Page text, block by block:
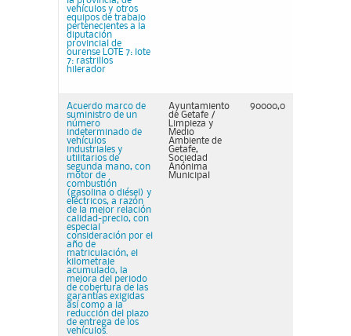
vehículos y otros
equipos de trabajo
pertenecientes a la
diputación
provincial de
ourense LOTE 7: lote
7: rastrillos
hilerador
Acuerdo marco de
suministro de un
número
indeterminado de
vehículos
industriales y
utilitarios de
segunda mano, con
motor de
combustión
(gasolina o diésel) y
eléctricos, a razón
de la mejor relación
calidad-precio, con
especial
consideración por el
año de
matriculación, el
kilometraje
acumulado, la
mejora del periodo
de cobertura de las
garantías exigidas
así como a la
reducción del plazo
de entrega de los
vehículos.
Ayuntamiento
de Getafe /
Limpieza y
Medio
Ambiente de
Getafe,
Sociedad
Anónima
Municipal
90000,0